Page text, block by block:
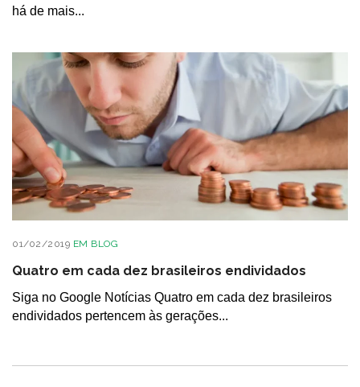
há de mais...
01/02/2019 EM BLOG
Quatro em cada dez brasileiros endividados
Siga no Google Notícias Quatro em cada dez brasileiros
endividados pertencem às gerações...